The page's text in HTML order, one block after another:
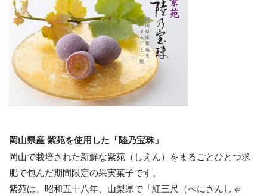
岡山県産 紫苑を使用した「陸乃宝珠」
岡山で栽培された新鮮な紫苑（しえん）をまるごとひとつ求
肥で包んだ期間限定の果実菓子です。
紫苑は、昭和五十八年、山梨県で「紅三尺（べにさんしゃ